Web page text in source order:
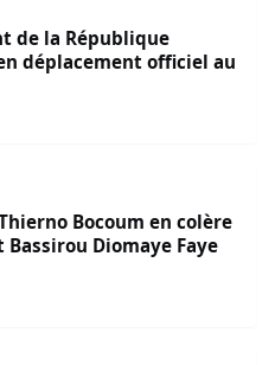
de la République
déplacement officiel au
Bocoum en colère
Diomaye Faye